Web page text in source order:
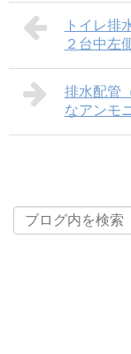
トイレ排
２台中左
排水配管
なアンモ